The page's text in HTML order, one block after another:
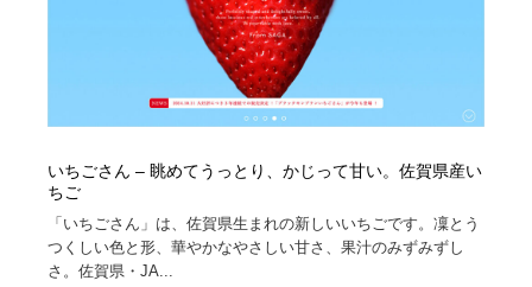
いちごさん – 眺めてうっとり、かじって甘い。佐賀県産い
ちご
「いちごさん」は、佐賀県生まれの新しいいちごです。凜とう
つくしい色と形、華やかなやさしい甘さ、果汁のみずみずし
さ。佐賀県・JA...